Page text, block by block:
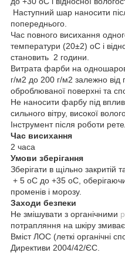
Наступний шар наносити
попереднього.
Час повного висихання
температури (20±2) oС і
становить 2 години.
Витрата фарби на
г/м2 до 200 г/м2 залежно від
оброблюваної поверхні та
Не наносити фарбу під
сильного вітру, високої
Інструмент після роботи
Час висихання
2 часа
Умови зберігання
Зберігати в щільно закритій
+ 5 oС до +35 oС,
променів і морозу.
Заходи безпеки
Не змішувати з органічними
потрапляння на шкіру
Вміст ЛОС (леткі органічні
Директиви 2004/42/ЄС.